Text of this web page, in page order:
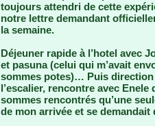
toujours attendri de cette
notre lettre demandant
la semaine.
Déjeuner rapide à l’hotel avec
et pasuna (celui qui m’avait
sommes potes)… Puis direction
l’escalier, rencontre avec
sommes rencontrés qu’une
de mon arrivée et se demandait